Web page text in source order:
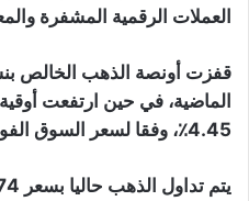
العملات الرقمية المشفرة
الماضية، في حين ارتفعت
4.45٪، وفقا لسعر السوق الفوري في نيويورك.